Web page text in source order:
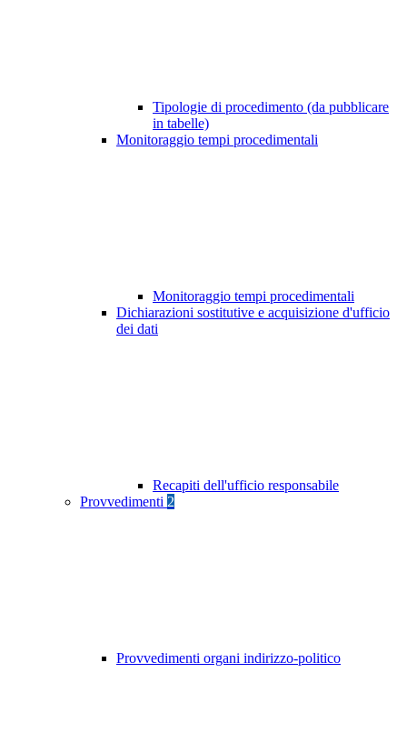
Tipologie di procedimento (da pubblicare
in tabelle)
Monitoraggio tempi procedimentali
Monitoraggio tempi procedimentali
Dichiarazioni sostitutive e acquisizione d'ufficio
dei dati
Recapiti dell'ufficio responsabile
Provvedimenti 2
Provvedimenti organi indirizzo-politico